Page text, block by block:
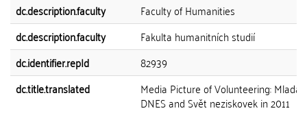
dc.description.faculty
Faculty of Humanities
dc.description.faculty
Fakulta humanitních studií
dc.identifier.repId
82939
dc.title.translated
Media Picture of Volunteering: Mladá
DNES and Svět neziskovek in 2011